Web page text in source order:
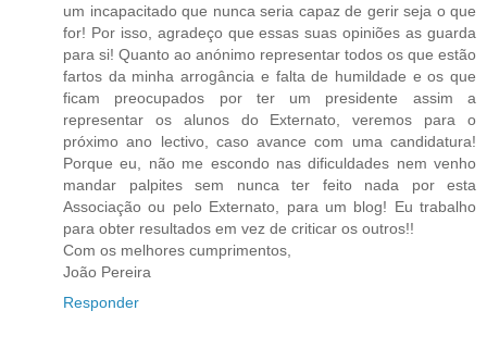
um incapacitado que nunca seria capaz de gerir seja o que
for! Por isso, agradeço que essas suas opiniões as guarda
para si! Quanto ao anónimo representar todos os que estão
fartos da minha arrogância e falta de humildade e os que
ficam preocupados por ter um presidente assim a
representar os alunos do Externato, veremos para o
próximo ano lectivo, caso avance com uma candidatura!
Porque eu, não me escondo nas dificuldades nem venho
mandar palpites sem nunca ter feito nada por esta
Associação ou pelo Externato, para um blog! Eu trabalho
para obter resultados em vez de criticar os outros!!
Com os melhores cumprimentos,
João Pereira
Responder